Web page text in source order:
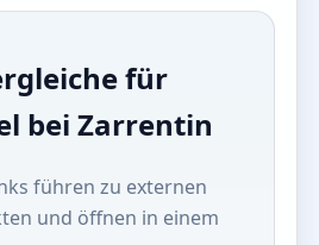
für
bei Zarrentin
führen zu externen
und öffnen in einem